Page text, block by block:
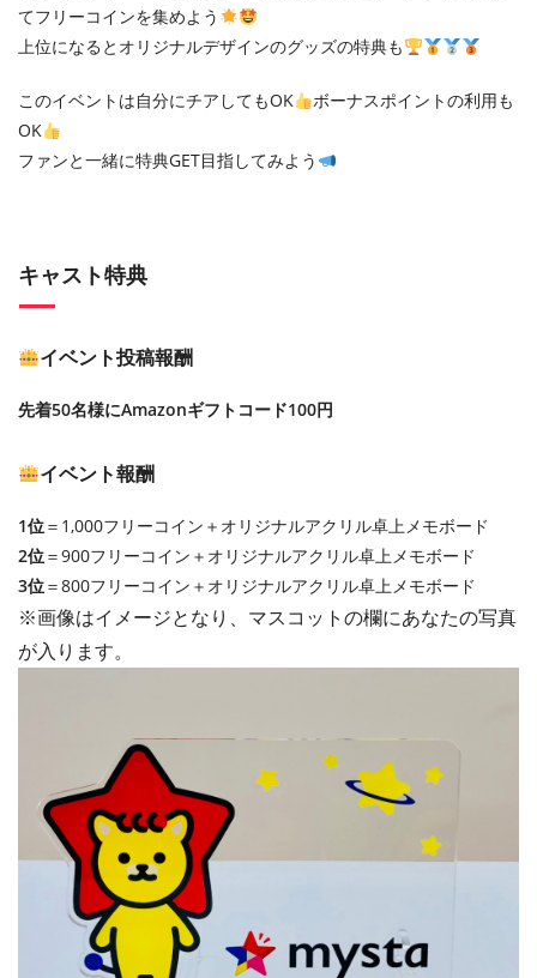
てフリーコインを集めよう
上位になるとオリジナルデザインのグッズの特典も
このイベントは自分にチアしてもOK
ボーナスポイントの利用も
OK
ファンと一緒に特典GET目指してみよう
キャスト特典
イベント投稿報酬
先着50名様にAmazonギフトコード100円
イベント報酬
1位＝1,000フリーコイン＋オリジナルアクリル卓上メモボード
2位＝900フリーコイン＋オリジナルアクリル卓上メモボード
3位＝800フリーコイン＋オリジナルアクリル卓上メモボード
※画像はイメージとなり、マスコットの欄にあなたの写真
が入ります。